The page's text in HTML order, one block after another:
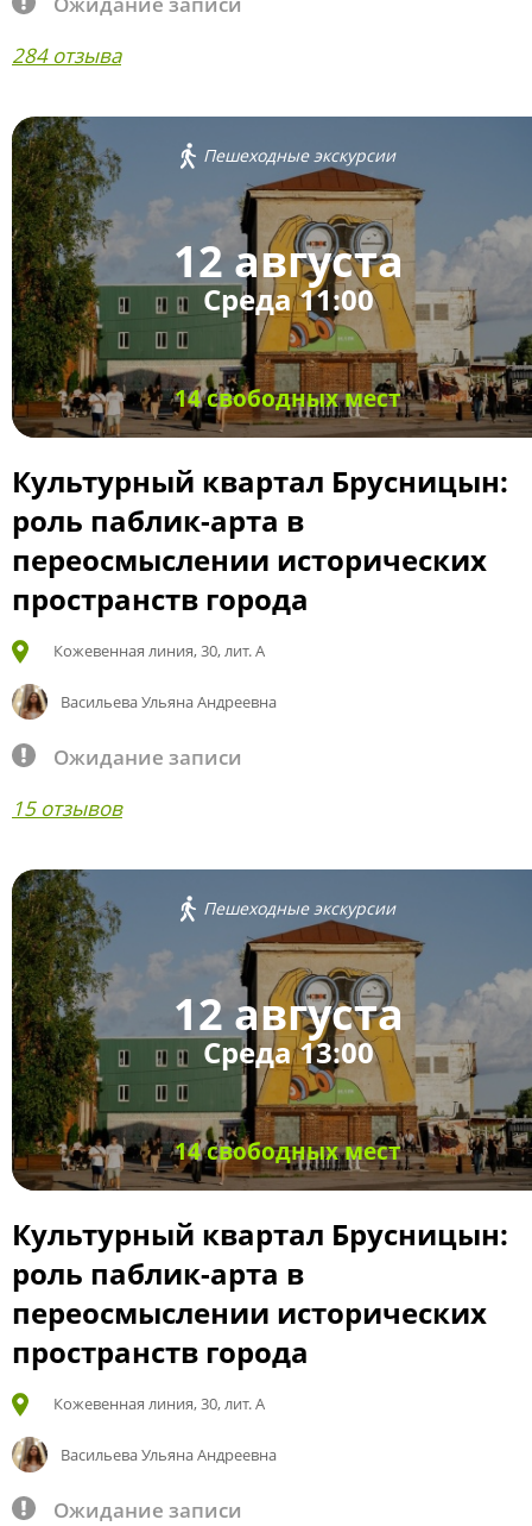
284 отзыва
Пешеходные экскурсии
12 августа
Среда 11:00
14 свободных мест
Культурный квартал Брусницын:
роль паблик-арта в
переосмыслении исторических
пространств города
Кожевенная линия, 30, лит. А
Васильева Ульяна Андреевна
Ожидание записи
15 отзывов
Пешеходные экскурсии
12 августа
Среда 13:00
14 свободных мест
Культурный квартал Брусницын:
роль паблик-арта в
переосмыслении исторических
пространств города
Кожевенная линия, 30, лит. А
Васильева Ульяна Андреевна
Ожидание записи